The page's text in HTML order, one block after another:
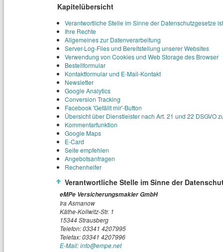
Kapitelübersicht
Verantwortliche Stelle im Sinne der Datenschutzgesetze ist
Ihre Rechte
Allgemeines zur Datenverarbeitung
Server-Log-Files und Bereitstellung unserer Websites
Verwendung von Cookies und Web Storage des Browser
Bestellformular
Kontaktformular und E-Mail-Kontakt
Newsletter
Google Analytics
Conversion Tracking
Facebook 'Gefällt mir'-Button
Übersicht über Dienstleister nach Art. 21 und 22 DSGVO
Kommentarfunktion
Google Maps
E-Card
Seite empfehlen
Angebotsanfragen
Rechenhelfer
Verantwortliche Stelle im Sinne der
eMPe Versicherungsmakler GmbH
Ira Asmanow
Käthe-Kollwitz-Str. 1
15344 Strausberg
Telefon: 03341 4207995
Telefax: 03341 4207996
E-Mail: info@empe.net